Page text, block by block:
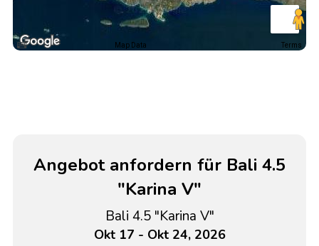
Map Data Terms
Angebot anfordern für Bali 4.5
"Karina V"
Bali 4.5 "Karina V"
Okt 17 - Okt 24, 2026